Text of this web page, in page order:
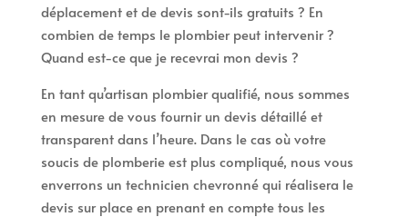
déplacement et de devis sont-ils gratuits ? En
combien de temps le plombier peut intervenir ?
Quand est-ce que je recevrai mon devis ?
En tant qu’artisan plombier qualifié, nous sommes
en mesure de vous fournir un devis détaillé et
transparent dans l’heure. Dans le cas où votre
soucis de plomberie est plus compliqué, nous vous
enverrons un technicien chevronné qui réalisera le
devis sur place en prenant en compte tous les